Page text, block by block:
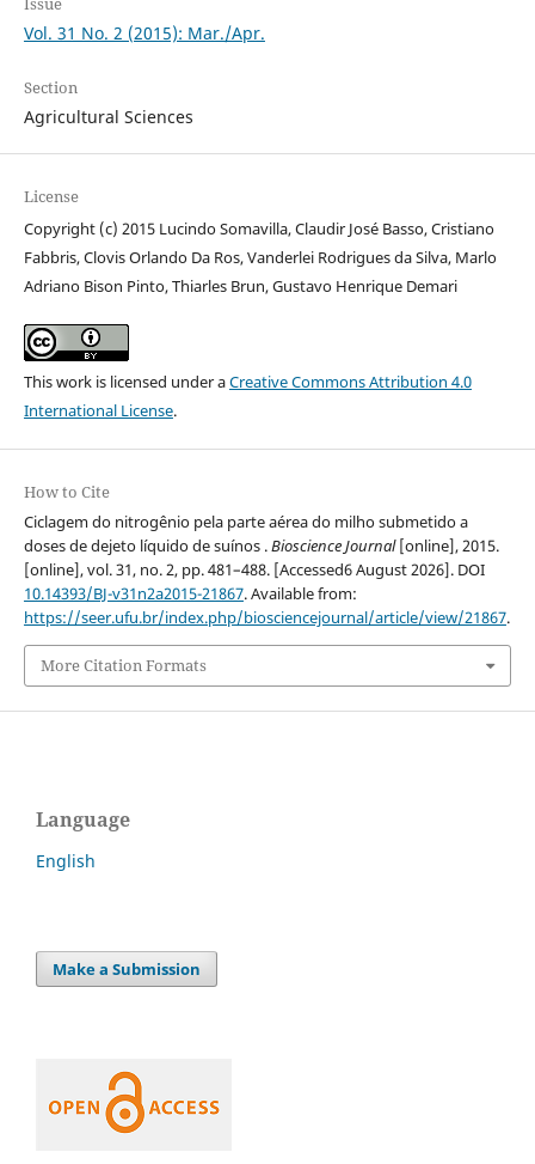
Vol. 31 No. 2 (2015): Mar./Apr.
Section
Agricultural Sciences
License
Copyright (c) 2015 Lucindo Somavilla, Claudir José Basso, Cristiano
Fabbris, Clovis Orlando Da Ros, Vanderlei Rodrigues da Silva, Marlo
Adriano Bison Pinto, Thiarles Brun, Gustavo Henrique Demari
This work is licensed under aCreative Commons Attribution 4.0
International License.
How to Cite
Ciclagem do nitrogênio pela parte aérea do milho submetido a
doses de dejeto líquido de suínos .Bioscience Journal[online], 2015.
[online], vol. 31, no. 2, pp. 481–488. [Accessed6 August 2026]. DOI
10.14393/BJ-v31n2a2015-21867. Available from:
https://seer.ufu.br/index.php/biosciencejournal/article/view/21867.
More Citation Formats
Language
English
Make a Submission